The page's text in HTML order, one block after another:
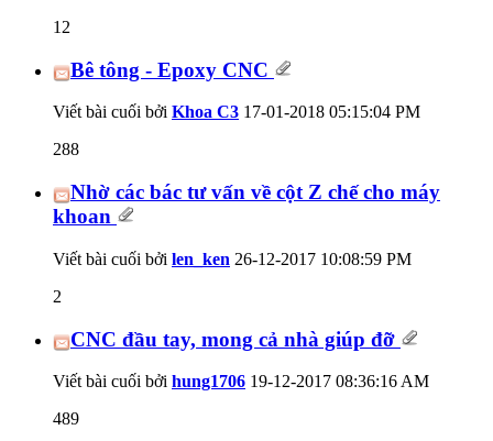
12
Bê tông - Epoxy CNC
Viết bài cuối bởi Khoa C3 17-01-2018 05:15:04 PM
288
Nhờ các bác tư vấn về cột Z chế cho máy
khoan
Viết bài cuối bởi len_ken 26-12-2017 10:08:59 PM
2
CNC đầu tay, mong cả nhà giúp đỡ
Viết bài cuối bởi hung1706 19-12-2017 08:36:16 AM
489